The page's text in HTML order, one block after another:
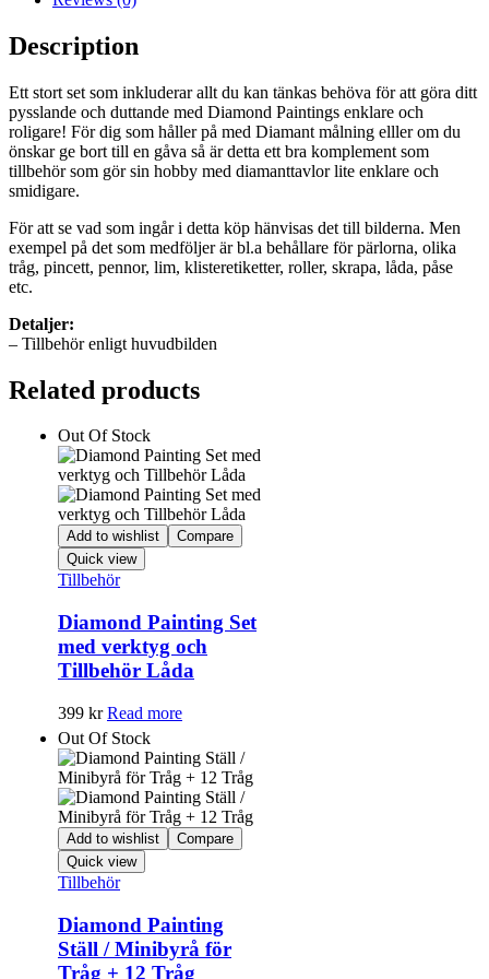
Description
Ett stort set som inkluderar allt du kan tänkas behöva för att göra ditt
pysslande och duttande med Diamond Paintings enklare och
roligare! För dig som håller på med Diamant målning elller om du
önskar ge bort till en gåva så är detta ett bra komplement som
tillbehör som gör sin hobby med diamanttavlor lite enklare och
smidigare.
För att se vad som ingår i detta köp hänvisas det till bilderna. Men
exempel på det som medföljer är bl.a behållare för pärlorna, olika
tråg, pincett, pennor, lim, klisteretiketter, roller, skrapa, låda, påse
etc.
Detaljer:
– Tillbehör enligt huvudbilden
Related products
Out Of Stock
Add to wishlist
Compare
Quick view
Tillbehör
Diamond Painting Set
med verktyg och
Tillbehör Låda
399 kr Read more
Out Of Stock
Add to wishlist
Compare
Quick view
Tillbehör
Diamond Painting
Ställ / Minibyrå för
Tråg + 12 Tråg